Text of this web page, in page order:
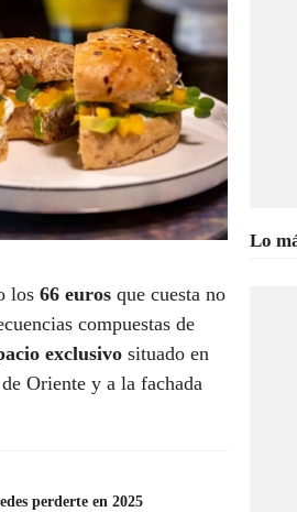
los 66 euros que cuesta no
compuestas de
exclusivo situado en
Oriente y a la fachada
perderte en 2025
Lo